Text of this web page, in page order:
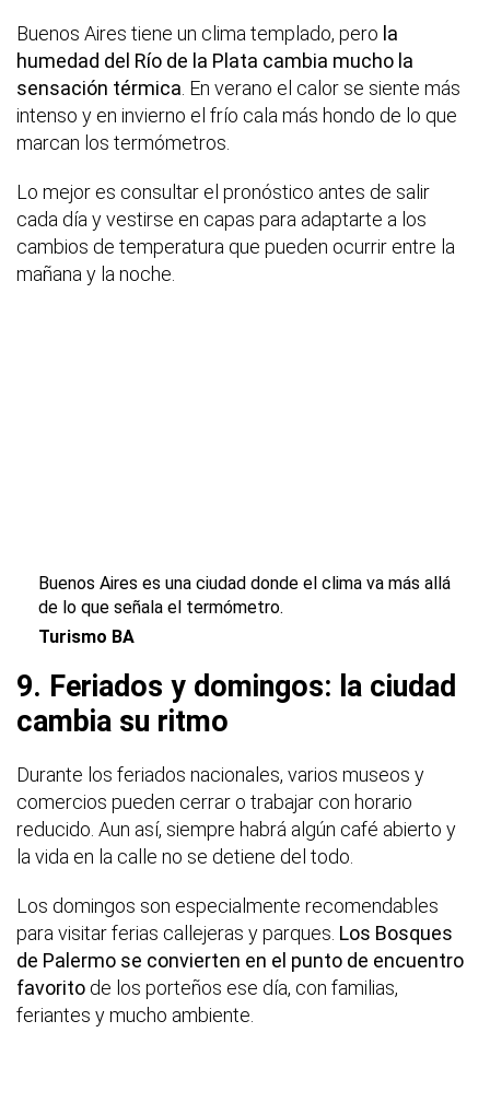
Buenos Aires tiene un clima templado, pero la
humedad del Río de la Plata cambia mucho la
sensación térmica. En verano el calor se siente más
intenso y en invierno el frío cala más hondo de lo que
marcan los termómetros.
Lo mejor es consultar el pronóstico antes de salir
cada día y vestirse en capas para adaptarte a los
cambios de temperatura que pueden ocurrir entre la
mañana y la noche.
Buenos Aires es una ciudad donde el clima va más allá
de lo que señala el termómetro.
Turismo BA
9. Feriados y domingos: la ciudad
cambia su ritmo
Durante los feriados nacionales, varios museos y
comercios pueden cerrar o trabajar con horario
reducido. Aun así, siempre habrá algún café abierto y
la vida en la calle no se detiene del todo.
Los domingos son especialmente recomendables
para visitar ferias callejeras y parques. Los Bosques
de Palermo se convierten en el punto de encuentro
favorito de los porteños ese día, con familias,
feriantes y mucho ambiente.